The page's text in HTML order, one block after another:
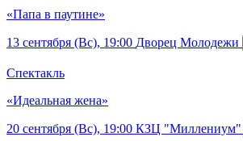
«Папа в паутине»
13 сентября (Вс), 19:00 Дворец Молодежи
Спектакль
«Идеальная жена»
20 сентября (Вс), 19:00 КЗЦ "Миллениум"